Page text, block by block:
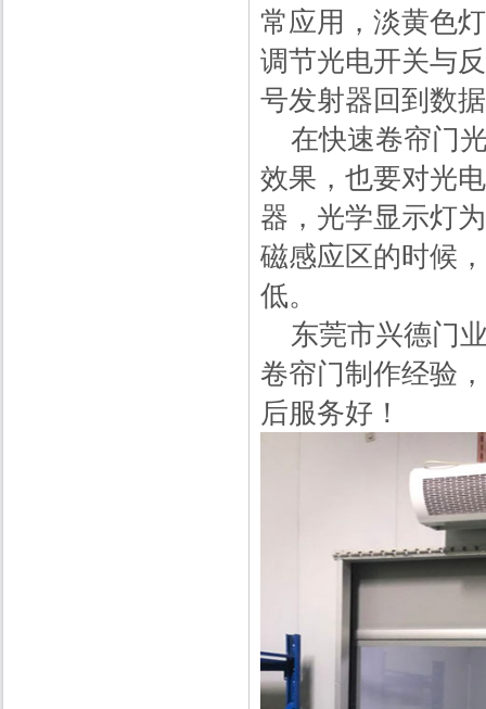
常应用，淡黄色
调节光电开关与
号发射器回到数
在快速卷帘门
效果，也要对光
器，光学显示灯
磁感应区的时候
低。
东莞市兴德门
卷帘门制作经验
后服务好！